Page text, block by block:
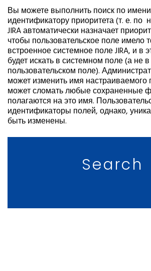
Вы можете выполнить поиск по
идентификатору приоритета (т. е. по
JIRA автоматически назначает
чтобы пользовательское поле имело
встроенное системное поле JIRA, и в
будет искать в системном поле (а не в
пользовательском поле).
может изменить имя настраиваемого
может сломать любые сохраненные
полагаются на это имя.
идентификаторы полей, однако,
быть изменены.
Search